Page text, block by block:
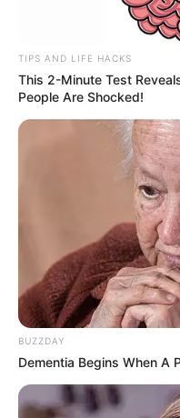
Most Viewed Posts
Jak správně
October 27, 2024
hnědého
medvěda grizzlyho
October 10, 2025
Jak rychle se
October 27, 2024
Last Modified
Как правильно
Рекомендации от
– Пресс-центр –
October 10, 2025